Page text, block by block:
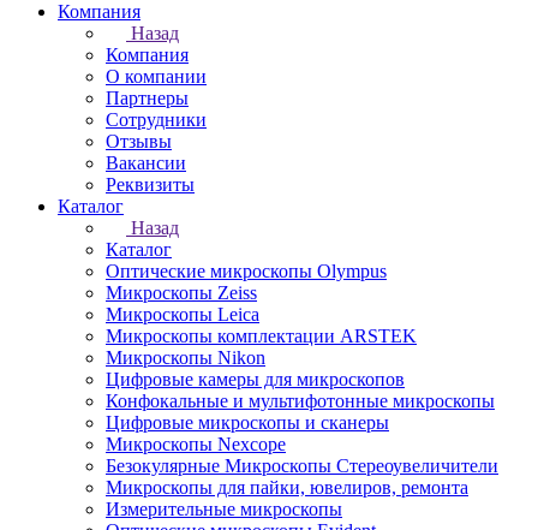
Компания
Назад
Компания
О компании
Партнеры
Сотрудники
Отзывы
Вакансии
Реквизиты
Каталог
Назад
Каталог
Оптические микроскопы Olympus
Микроскопы Zeiss
Микроскопы Leica
Микроскопы комплектации ARSTEK
Микроскопы Nikon
Цифровые камеры для микроскопов
Конфокальные и мультифотонные микроскопы
Цифровые микроскопы и сканеры
Микроскопы Nexcope
Безокулярные Микроскопы Стереоувеличители
Микроскопы для пайки, ювелиров, ремонта
Измерительные микроскопы